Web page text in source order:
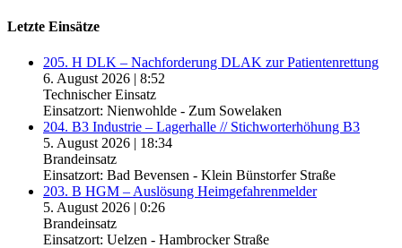
Letzte Einsätze
205. H DLK – Nachforderung DLAK zur Patientenrettung
6. August 2026 | 8:52
Technischer Einsatz
Einsatzort: Nienwohlde - Zum Sowelaken
204. B3 Industrie – Lagerhalle // Stichworterhöhung B3
5. August 2026 | 18:34
Brandeinsatz
Einsatzort: Bad Bevensen - Klein Bünstorfer Straße
203. B HGM – Auslösung Heimgefahrenmelder
5. August 2026 | 0:26
Brandeinsatz
Einsatzort: Uelzen - Hambrocker Straße